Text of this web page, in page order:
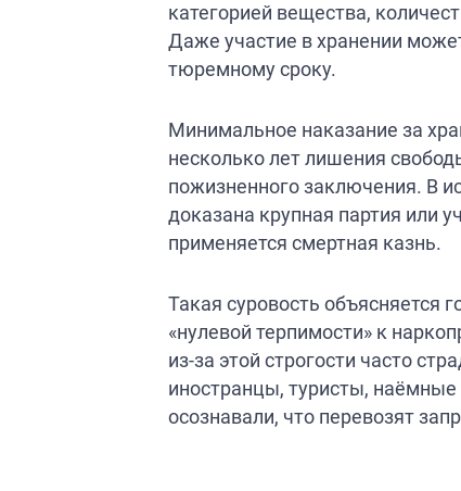
категорией вещества,
Даже участие в хранении
тюремному сроку.
Минимальное наказание за
несколько лет лишения
пожизненного заключения. В
доказана крупная партия или
применяется смертная казнь.
Такая суровость объясняется
«нулевой терпимости» к
из-за этой строгости часто
иностранцы, туристы, наёмные
осознавали, что перевозят